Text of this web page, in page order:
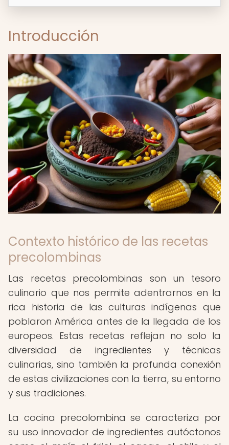
Introducción
Contexto histórico de las recetas
precolombinas
Las recetas precolombinas son un tesoro
culinario que nos permite adentrarnos en la
rica historia de las culturas indígenas que
poblaron América antes de la llegada de los
europeos. Estas recetas reflejan no solo la
diversidad de ingredientes y técnicas
culinarias, sino también la profunda conexión
de estas civilizaciones con la tierra, su entorno
y sus tradiciones.
La cocina precolombina se caracteriza por
su uso innovador de ingredientes autóctonos